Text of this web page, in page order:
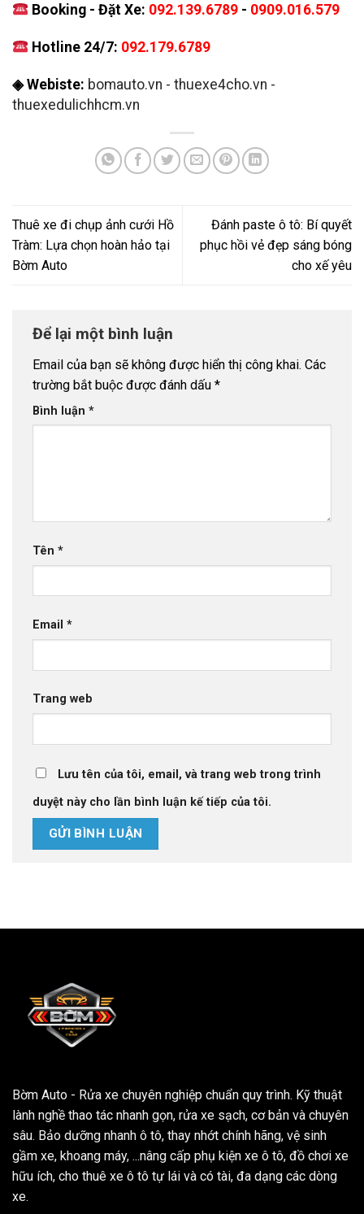
Booking - Đặt Xe: 092.139.6789 - 0909.016.579
Hotline 24/7: 092.179.6789
◈ Webiste: bomauto.vn - thuexe4cho.vn -
thuexedulichhcm.vn
Thuê xe đi chụp ảnh cưới Hồ
Tràm: Lựa chọn hoàn hảo tại
Bờm Auto
Đánh paste ô tô: Bí quyết
phục hồi vẻ đẹp sáng bóng
cho xế yêu
Để lại một bình luận
Email của bạn sẽ không được hiển thị công khai. Các
trường bắt buộc được đánh dấu *
Bình luận *
Tên *
Email *
Trang web
Lưu tên của tôi, email, và trang web trong trình
duyệt này cho lần bình luận kế tiếp của tôi.
Bờm Auto - Rửa xe chuyên nghiệp chuẩn quy trình. Kỹ thuật
lành nghề thao tác nhanh gọn, rửa xe sạch, cơ bản và chuyên
sâu. Bảo dưỡng nhanh ô tô, thay nhớt chính hãng, vệ sinh
gầm xe, khoang máy, ...nâng cấp phụ kiện xe ô tô, đồ chơi xe
hữu ích, cho thuê xe ô tô tự lái và có tài, đa dạng các dòng
xe.